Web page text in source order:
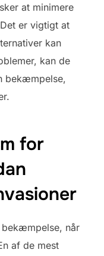
at minimere
er vigtigt at
kan
kan de
bekæmpelse,
for
bekæmpelse, når
af de mest